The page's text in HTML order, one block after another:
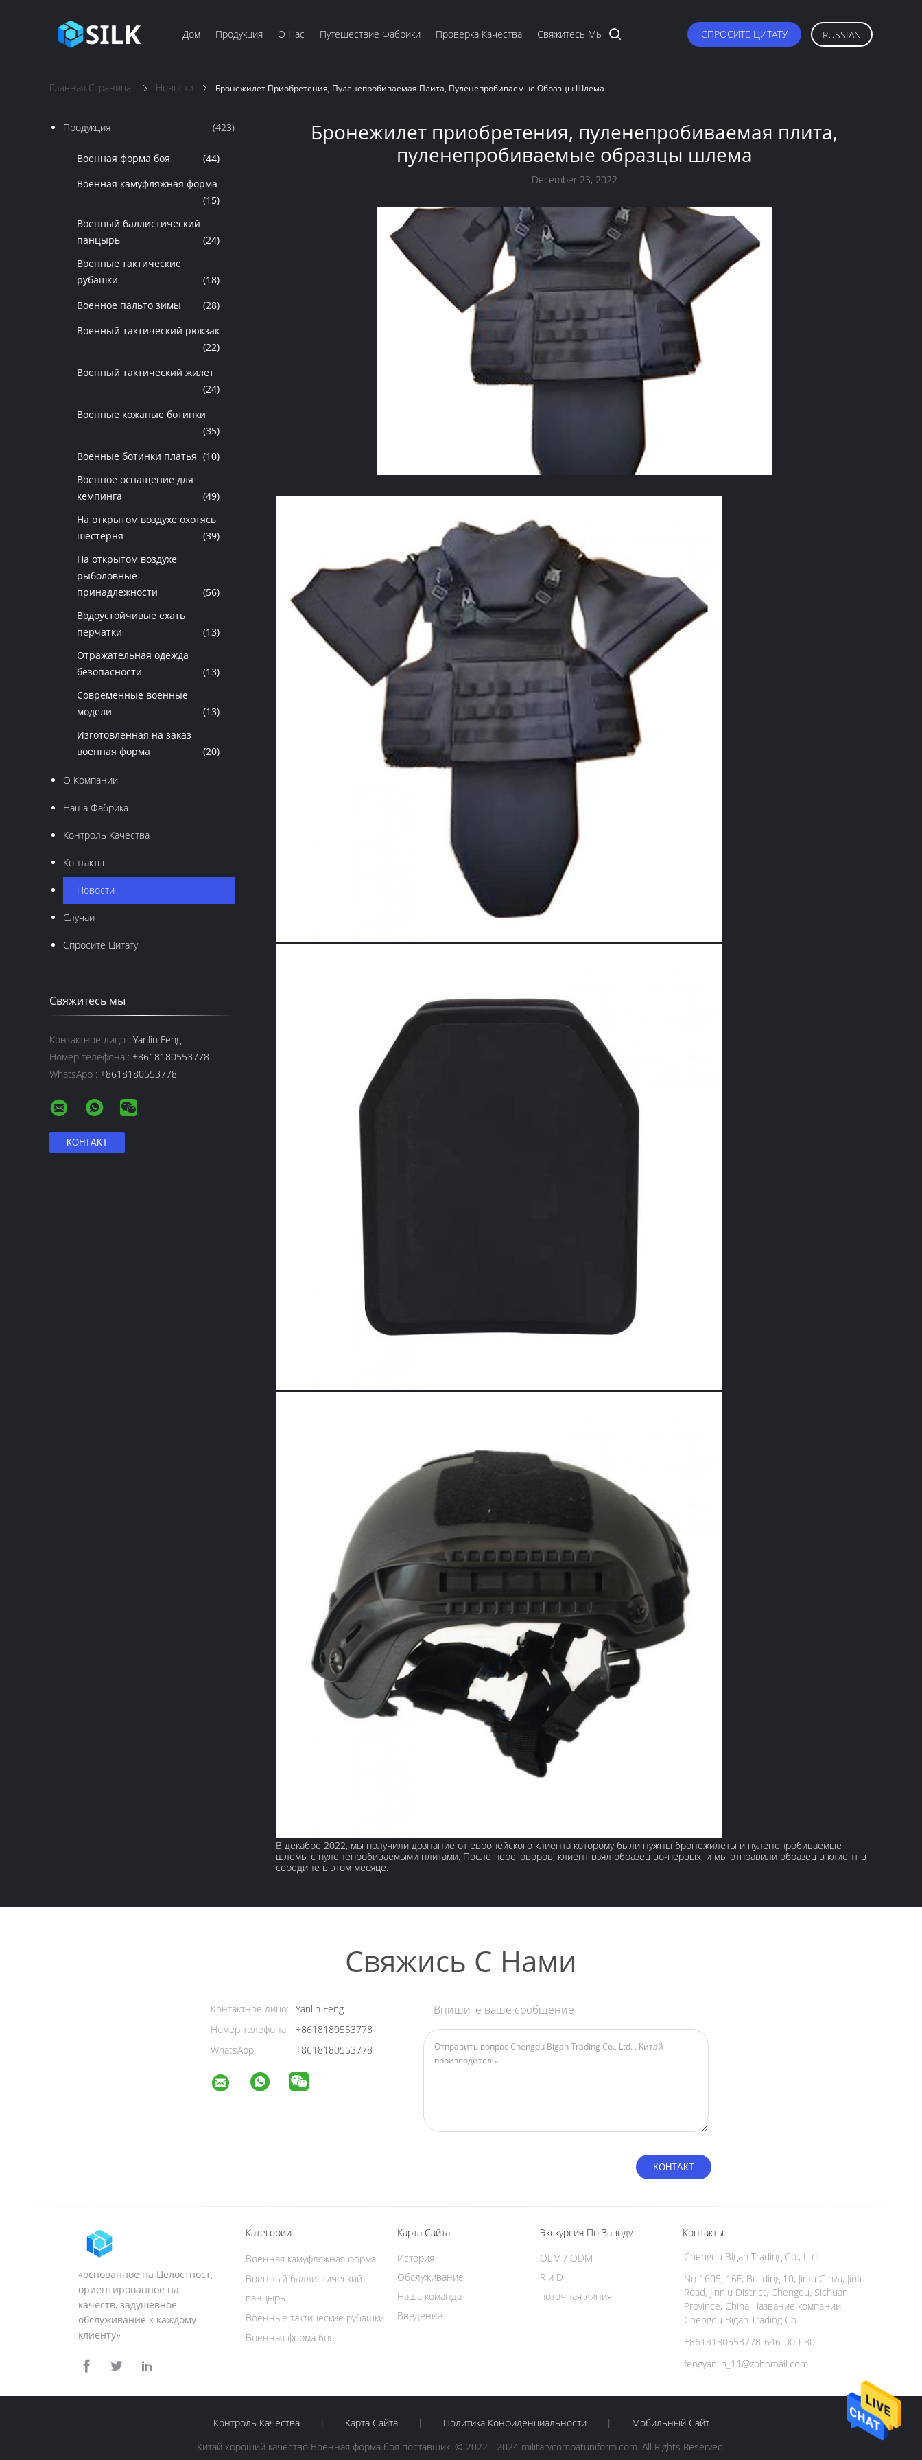
Дом Продукция О Нас Путешествие Фабрики Проверка Качества Свяжитесь Мы СПРОСИТЕ ЦИТАТУ RUSSIAN
Главная Страница Новости Бронежилет Приобретения, Пуленепробиваемая Плита, Пуленепробиваемые Образцы Шлема
Продукция (423)
Военная форма боя
(44)
Военная камуфляжная форма
(15)
Военный баллистический
панцырь
(24)
Военные тактические
рубашки
(18)
Военное пальто зимы
(28)
Военный тактический рюкзак
(22)
Военный тактический жилет
(24)
Военные кожаные ботинки
(35)
Военные ботинки платья (10)
Военное оснащение для
кемпинга
(49)
На открытом воздухе охотясь
шестерня
(39)
На открытом воздухе
рыболовные
принадлежности
(56)
Водоустойчивые ехать
перчатки
(13)
Отражательная одежда
безопасности
(13)
Современные военные
модели
(13)
Изготовленная на заказ
военная форма
(20)
О Компании
Наша Фабрика
Контроль Качества
Контакты
Новости
Случаи
Спросите Цитату
Свяжитесь мы
Контактное лицо : Yanlin Feng
Номер телефона : +8618180553778
WhatsApp : +8618180553778
Бронежилет приобретения, пуленепробиваемая плита,
пуленепробиваемые образцы шлема
December 23, 2022
В декабре 2022, мы получили дознание от европейского клиента которому были нужны бронежилеты и пуленепробиваемые
шлемы с пуленепробиваемыми плитами. После переговоров, клиент взял образец во-первых, и мы отправили образец в клиент в
середине в этом месяце.
Свяжись С Нами
Контактное лицо: Yanlin Feng
Номер телефона:
+8618180553778
WhatsApp:
+8618180553778
Впишите ваше сообщение
«основанное на Целостност,
ориентированное на
качеств, задушевное
обслуживание к каждому
клиенту»
Категории
Военная форма боя
Военная камуфляжная форма
Военный баллистический
панцырь
Военные тактические рубашки
Карта Сайта
Введение
История
Обслуживание
Наша команда
Экскурсия По Заводу
поточная линия
OEM / ODM
R и D
Контакты
Chengdu Bigan Trading Co., Ltd.
No 1605, 16F, Building 10, Jinfu Ginza, Jinfu
Road, Jinniu District, Chengdu, Sichuan
Province, China Название компании:
Chengdu Bigan Trading Co.
+8618180553778-646-000-80
fengyanlin_11@zohomail.com
Контроль Качества | Карта Сайта | Политика Конфиденциальности |
Мобильный Сайт
Китай хороший качество Военная форма боя поставщик. © 2022 - 2024 militarycombatuniform.com. All Rights Reserved.